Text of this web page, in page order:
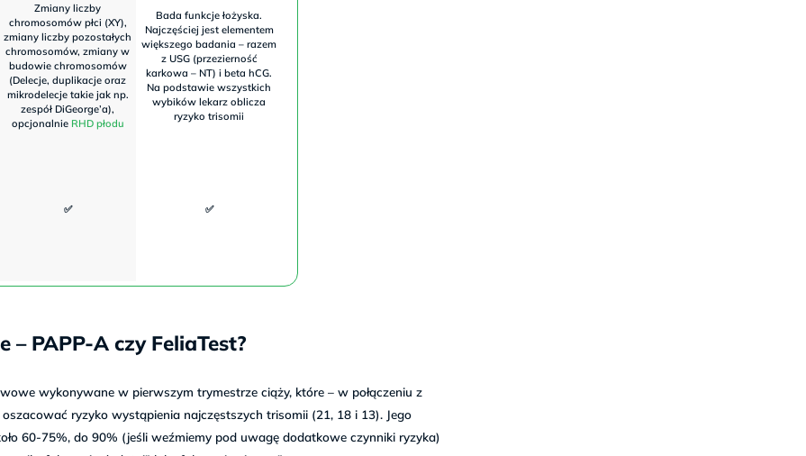
Zmiany liczby
chromosomów płci (XY),
zmiany liczby pozostałych
chromosomów, zmiany w
budowie chromosomów
(Delecje, duplikacje oraz
mikrodelecje takie jak np.
zespół DiGeorge’a),
opcjonalnie RHD płodu
Bada funkcje łożyska.
Najczęściej jest elementem
większego badania – razem
z USG (przezierność
karkowa – NT) i beta hCG.
Na podstawie wszystkich
wybików lekarz oblicza
ryzyko trisomii
✅ ✅
– PAPP-A czy FeliaTest?
wykonywane w pierwszym trymestrze ciąży, które – w połączeniu z
ryzyko wystąpienia najczęstszych trisomii (21, 18 i 13). Jego
60-75%, do 90% (jeśli weźmiemy pod uwagę dodatkowe czynniki ryzyka)